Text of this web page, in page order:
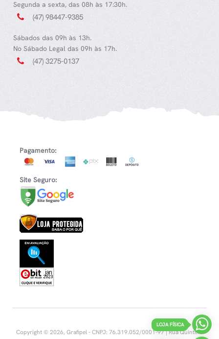
Segunda a sexta, das 08h às 17:30h.
(47) 98447-9385
Sábados das 09h às 13h.
No Sábado Legal das 09h às 17h.
(47) 3275-0137
Pagamento:
Site Seguro:
Copyright © 2026, Grafipel - CNPJ: 76.319.052/0001-97 | Rua Quintino
LOJA FÍSICA